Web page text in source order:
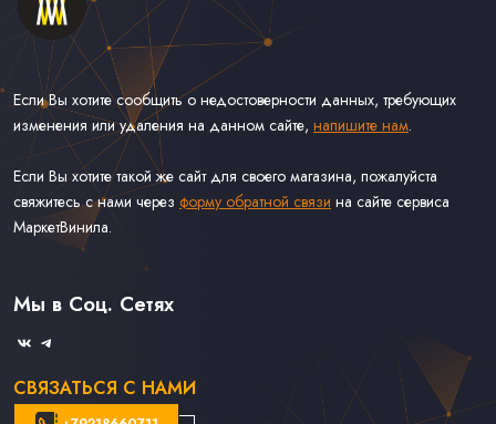
Если Вы хотите сообщить о недостоверности данных, требующих
изменения или удаления на данном сайте, напишите нам.
Если Вы хотите такой же сайт для своего магазина, пожалуйста
свяжитесь с нами через форму обратной связи на сайте сервиса
МаркетВинила.
Каталог Винила, CD и Кассет
Доставка и Оплата
Связаться С Нами
Мы в Соц. Сетях
СВЯЗАТЬСЯ С НАМИ